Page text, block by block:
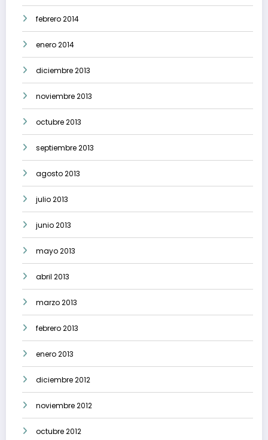
febrero 2014
enero 2014
diciembre 2013
noviembre 2013
octubre 2013
septiembre 2013
agosto 2013
julio 2013
junio 2013
mayo 2013
abril 2013
marzo 2013
febrero 2013
enero 2013
diciembre 2012
noviembre 2012
octubre 2012